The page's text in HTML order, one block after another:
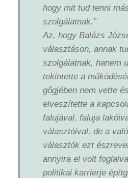
hogy mit tud tenni
szolgálatnak.”
Az, hogy Balázs
választáson, annak
szolgálatnak, hanem
tekintette a
gőgjében nem vette
elveszítette a
falujával, faluja
választóival, de a
választók ezt
annyira el volt
politikai karrierje